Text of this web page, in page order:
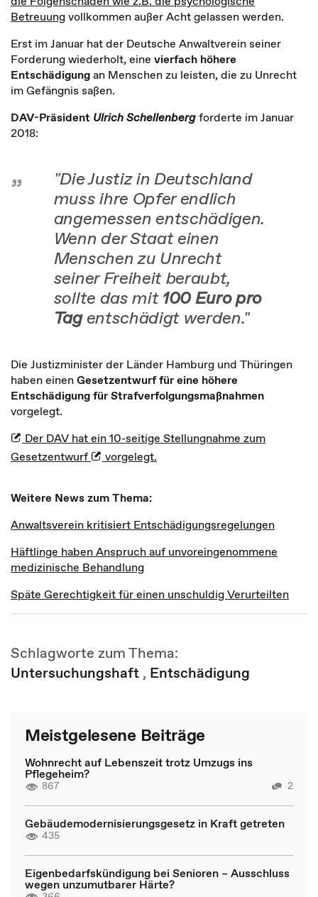
Betreuungvollkommen außer Acht gelassen werden.
Erst im Januar hat der Deutsche Anwaltverein seiner
Forderung wiederholt, eine vierfach höhere
Entschädigungan Menschen zu leisten, die zu Unrecht
im Gefängnis saßen.
DAV-Präsident Ulrich Schellenbergforderte im Januar
2018:
"Die Justiz in Deutschland
muss ihre Opfer endlich
angemessen entschädigen.
Wenn der Staat einen
Menschen zu Unrecht
seiner Freiheit beraubt,
sollte das mit100 Euro pro
Tagentschädigt werden."
Die Justizminister der Länder Hamburg und Thüringen
haben einenGesetzentwurf für eine höhere
Entschädigung für Strafverfolgungsmaßnahmen
vorgelegt.
Der DAV hat ein 10-seitige Stellungnahme zum
Gesetzentwurf
vorgelegt.
Weitere News zum Thema:
Anwaltsverein kritisiert Entschädigungsregelungen
Häftlinge haben Anspruch auf unvoreingenommene
medizinische Behandlung
Späte Gerechtigkeit für einen unschuldig Verurteilten
Schlagworte zum Thema:
Untersuchungshaft , Entschädigung
Meistgelesene Beiträge
Wohnrecht auf Lebenszeit trotz Umzugs ins
Pflegeheim?
867 2
Gebäudemodernisierungsgesetz in Kraft getreten
435
Eigenbedarfskündigung bei Senioren – Ausschluss
wegen unzumutbarer Härte?